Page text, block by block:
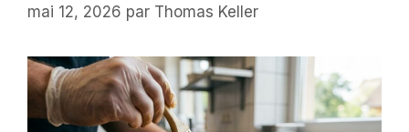
mai 12, 2026 par Thomas Keller